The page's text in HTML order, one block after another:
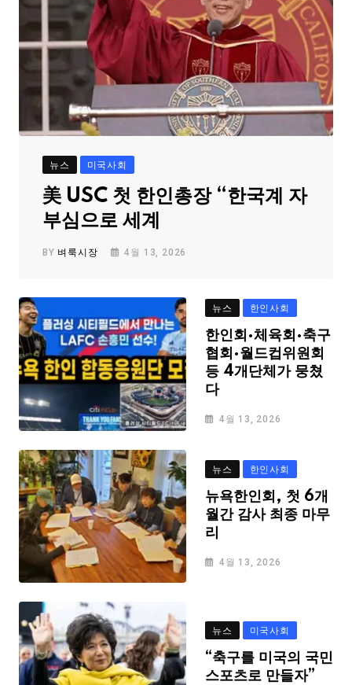
뉴스 미국사회
美 USC 첫 한인총장 “한국계 자
부심으로 세계
BY 벼룩시장 4월 13, 2026
뉴스 한인사회
한인회·체육회·축구
협회·월드컵위원회
등 4개단체가 뭉쳤
다
4월 13, 2026
뉴스 한인사회
뉴욕한인회, 첫 6개
월간 감사 최종 마무
리
4월 13, 2026
뉴스 미국사회
“축구를 미국의 국민
스포츠로 만들자”